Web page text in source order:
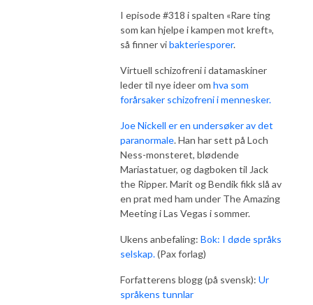
I episode #318 i spalten «Rare ting
som kan hjelpe i kampen mot kreft»,
så finner vibakteriesporer.
Virtuell schizofreni i datamaskiner
leder til nye ideer om hva som
forårsaker schizofreni i mennesker.
Joe Nickell er en undersøker av det
paranormale. Han har sett på Loch
Ness-monsteret, blødende
Mariastatuer, og dagboken til Jack
the Ripper. Marit og Bendik fikk slå av
en prat med ham under The Amazing
Meeting i Las Vegas i sommer.
Ukens anbefaling: Bok: I døde språks
selskap.(Pax forlag)
Forfatterens blogg (på svensk): Ur
språkens tunnlar